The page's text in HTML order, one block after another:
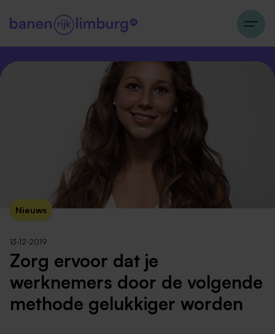
Nieuws
13-12-2019
Zorg ervoor dat je
werknemers door de volgende
methode gelukkiger worden